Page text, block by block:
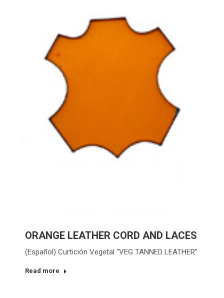
ORANGE LEATHER CORD AND LACES
(Español) Curtición Vegetal “VEG TANNED LEATHER”
Read more